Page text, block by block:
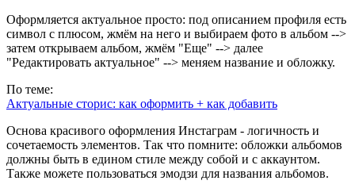
Оформляется актуальное просто: под описанием профиля есть
символ с плюсом, жмём на него и выбираем фото в альбом -->
затем открываем альбом, жмём "Еще" --> далее
"Редактировать актуальное" --> меняем название и обложку.
По теме:
Актуальные сторис: как оформить + как добавить
Основа красивого оформления Инстаграм - логичность и
сочетаемость элементов. Так что помните: обложки альбомов
должны быть в едином стиле между собой и с аккаунтом.
Также можете пользоваться эмодзи для названия альбомов.